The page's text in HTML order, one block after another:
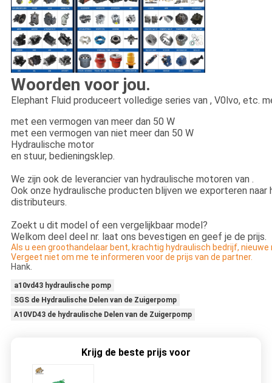
Woorden voor jou.
Elephant Fluid produceert volledige series van , V0lvo, etc.
met een vermogen van meer dan 50 W
met een vermogen van niet meer dan 50 W
Hydraulische motor
en stuur, bedieningsklep.
We zijn ook de leverancier van hydraulische motoren van .
Ook onze hydraulische producten blijven we exporteren naar
distributeurs.
Zoekt u dit model of een vergelijkbaar model?
Welkom deel deel nr. laat ons bevestigen en geef je de prijs.
Als u een groothandelaar bent, krachtig hydraulisch bedrijf,
Vergeet niet om me te informeren voor de prijs van de partner.
Hank.
a10vd43 hydraulische pomp
SGS de Hydraulische Delen van de Zuigerpomp
A10VD43 de hydraulische Delen van de Zuigerpomp
Krijg de beste prijs voor